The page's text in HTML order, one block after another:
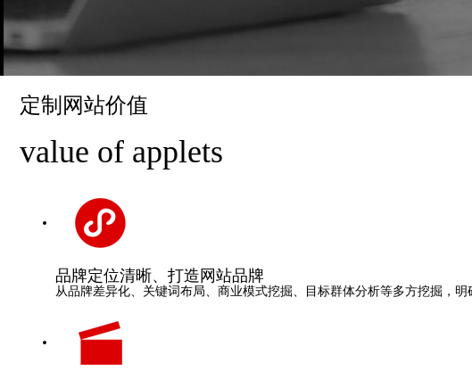
定制网站价值
value of applets
品牌定位清晰、打造网站品牌
从品牌差异化、关键词布局、商业模式挖掘、目标群体分析等多方挖掘，明